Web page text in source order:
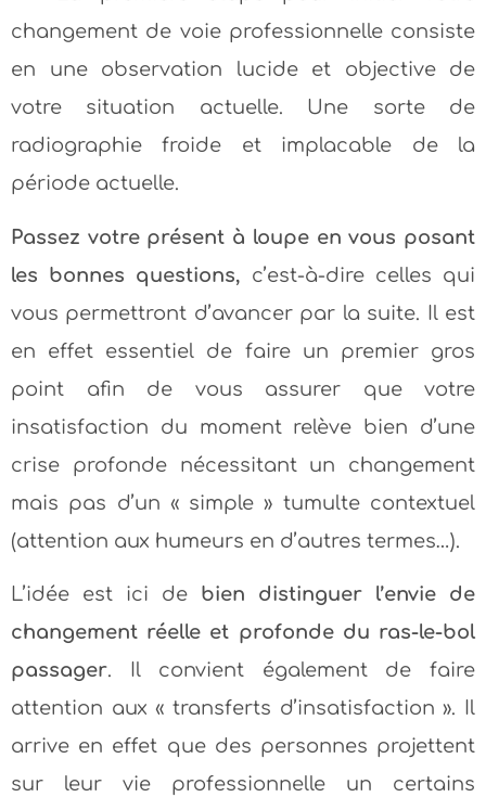
changement de voie professionnelle consiste
en une observation lucide et objective de
votre situation actuelle. Une sorte de
radiographie froide et implacable de la
période actuelle.
Passez votre présent à loupe en vous posant
les bonnes questions, c’est-à-dire celles qui
vous permettront d’avancer par la suite. Il est
en effet essentiel de faire un premier gros
point afin de vous assurer que votre
insatisfaction du moment relève bien d’une
crise profonde nécessitant un changement
mais pas d’un « simple » tumulte contextuel
(attention aux humeurs en d’autres termes…).
L’idée est ici de bien distinguer l’envie de
changement réelle et profonde du ras-le-bol
passager. Il convient également de faire
attention aux « transferts d’insatisfaction ». Il
arrive en effet que des personnes projettent
sur leur vie professionnelle un certains